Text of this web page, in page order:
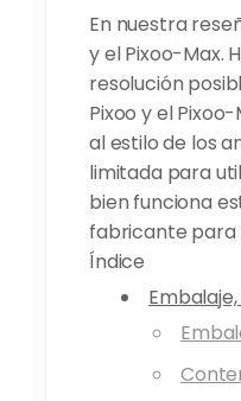
En nuestra
y el Pixoo-Max.
resolución
Pixoo y el
al estilo de los
limitada para
bien funciona
fabricante para
Índice